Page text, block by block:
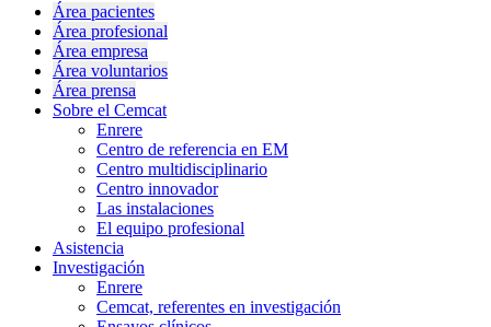
Área pacientes
Área profesional
Área empresa
Área voluntarios
Área prensa
Sobre el Cemcat
Enrere
Centro de referencia en EM
Centro multidisciplinario
Centro innovador
Las instalaciones
El equipo profesional
Asistencia
Investigación
Enrere
Cemcat, referentes en investigación